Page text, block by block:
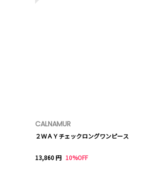
CALNAMUR
２ＷＡＹチェックロングワンピース
13,860 円 10%OFF